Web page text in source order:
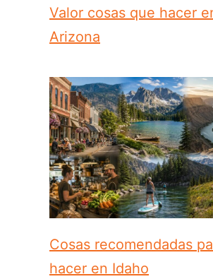
Valor cosas que hacer
Arizona
Cosas recomendadas
hacer en Idaho